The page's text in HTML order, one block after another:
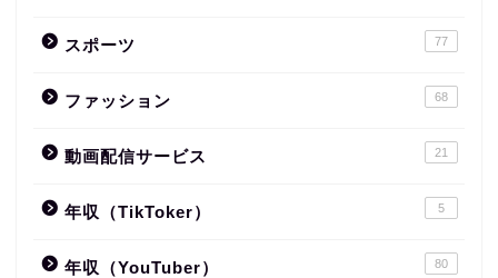
スポーツ 77
ファッション 68
動画配信サービス 21
年収（TikToker） 5
年収（YouTuber） 80